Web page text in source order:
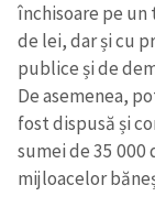
închisoare pe un
de lei, dar și cu
publice și de
De asemenea,
fost dispusă și
sumei de 35
mijloacelor